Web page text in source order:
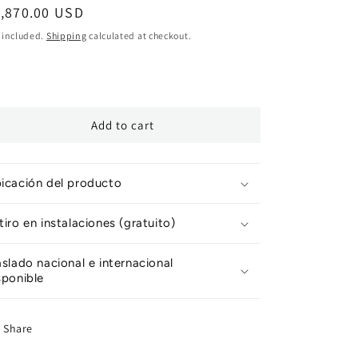
USD
included. Shipping calculated at checkout.
Add to cart
del producto
en instalaciones (gratuito)
nacional e internacional
Share